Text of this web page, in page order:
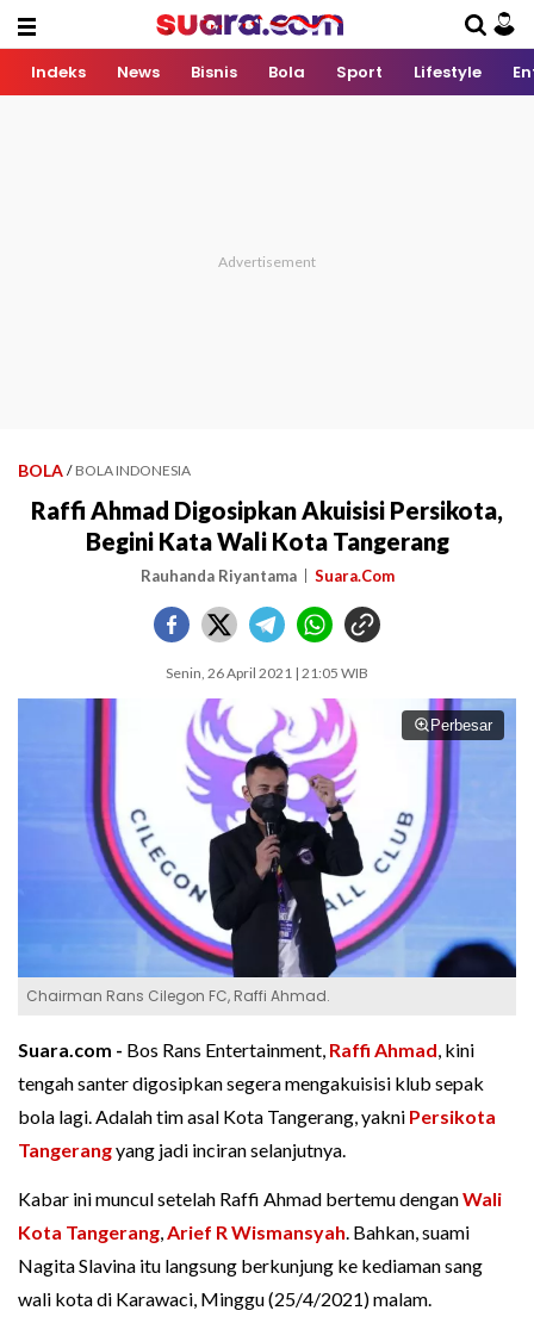
Indeks News Bisnis Bola Sport Lifestyle
BOLA / BOLA INDONESIA
Raffi Ahmad Digosipkan Akuisisi Persikota,
Begini Kata Wali Kota Tangerang
Rauhanda Riyantama Suara.Com
Senin, 26 April 2021 | 21:05 WIB
Perbesar
Chairman Rans Cilegon FC, Raffi Ahmad.
Suara.com - Bos Rans Entertainment, Raffi Ahmad, kini
tengah santer digosipkan segera mengakuisisi klub sepak
bola lagi. Adalah tim asal Kota Tangerang, yakni Persikota
Tangerangyang jadi inciran selanjutnya.
Kabar ini muncul setelah Raffi Ahmad bertemu denganWali
Kota Tangerang,Arief R Wismansyah. Bahkan, suami
Nagita Slavina itu langsung berkunjung ke kediaman sang
wali kota di Karawaci, Minggu (25/4/2021) malam.